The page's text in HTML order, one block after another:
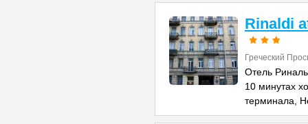
Rinaldi
Греческий
Отель
10 минутах
терминала,